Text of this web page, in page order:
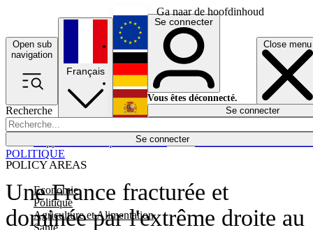
Ga naar de hoofdinhoud
Open sub
navigation
Close menu
Recherche
Se connecter
POLICY AREAS
Economie
Politique
Agriculture et Alimentation
Santé
Économie
Français
English
Deutsch
Español
Se connecter
Vous êtes déconnecté.
Se connecter
Une France fracturée et
dominée par l'extrême droite au
POLITIQUE